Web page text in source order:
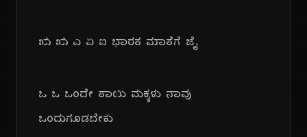
ಋ ಋ ಎ ಏ ಐ ಭಾರತ ಮಾತೆಗೆ ಜೈ
ಒ ಒ ಒಂದೇ ತಾಯಿ ಮಕ್ಕಳು ನಾವು
ಒಂದುಗೂಡಬೇಕು